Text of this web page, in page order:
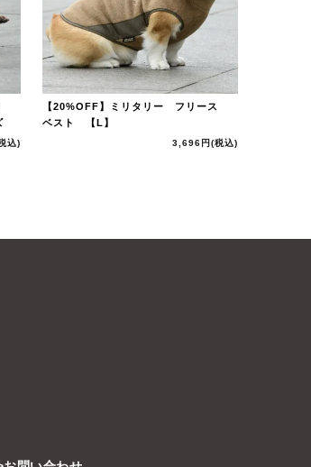
込)
【20%OFF】ミリタリー フリース
ベスト 【L】
3,696円(税込)